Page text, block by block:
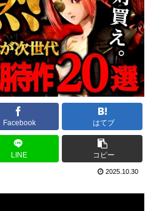
Facebook はてブ
LINE コピー
2025.10.30